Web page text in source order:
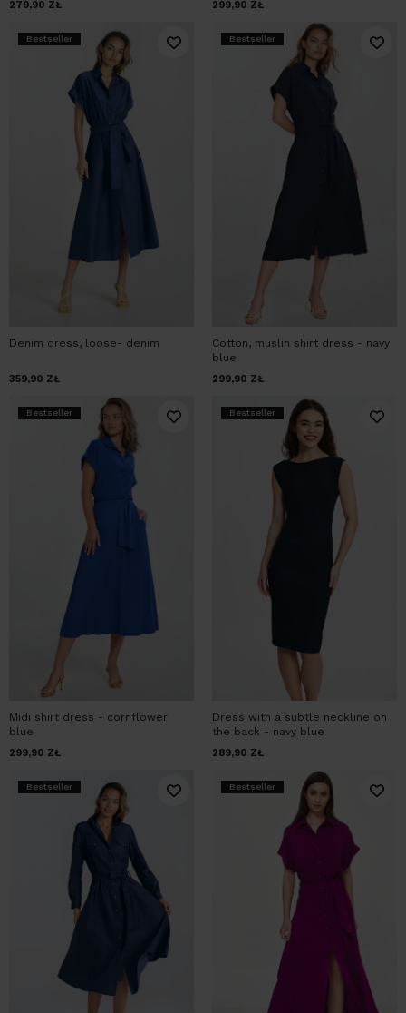
279,90 ZŁ 299,90 ZŁ
Bestseller
Denim dress, loose- denim
359,90 ZŁ
Bestseller
Cotton, muslin shirt dress - navy
blue
299,90 ZŁ
Bestseller
Midi shirt dress - cornflower
blue
299,90 ZŁ
Bestseller
Dress with a subtle neckline on
the back - navy blue
289,90 ZŁ
Bestseller Bestseller